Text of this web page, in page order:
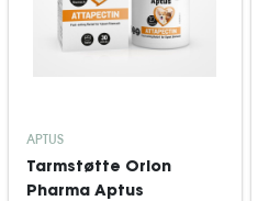
APTUS
Tarmstøtte Orion
Pharma Aptus